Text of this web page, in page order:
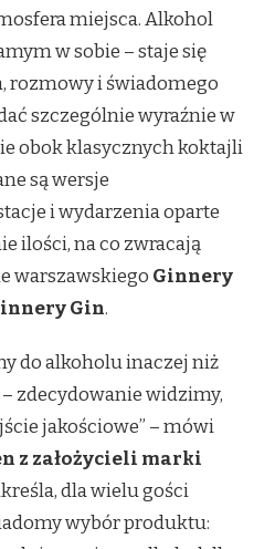
GINNERY
GIN
TYM,
JAK
SIĘ
POLSKA
PICIA
miejsca. Alkohol
w sobie – staje się
rozmowy i świadomego
szczególnie wyraźnie w
obok klasycznych koktajli
są wersje
i wydarzenia oparte
ilości, na co zwracają
warszawskiego Ginnery
Gin.
do alkoholu inaczej niż
zdecydowanie widzimy,
jakościowe” – mówi
z założycieli marki
dla wielu gości
wybór produktu: